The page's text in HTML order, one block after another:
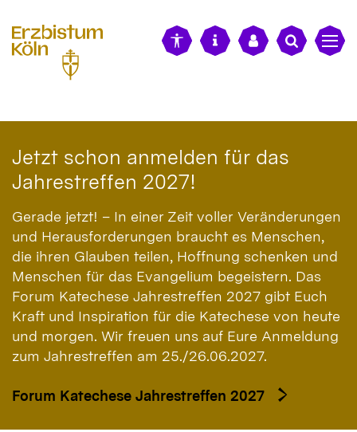
Jetzt schon anmelden für das
Jahrestreffen 2027!
Gerade jetzt! – In einer Zeit voller Veränderungen
und Herausforderungen braucht es Menschen,
die ihren Glauben teilen, Hoffnung schenken und
Menschen für das Evangelium begeistern. Das
Forum Katechese Jahrestreffen 2027 gibt Euch
Kraft und Inspiration für die Katechese von heute
und morgen. Wir freuen uns auf Eure Anmeldung
zum Jahrestreffen am 25./26.06.2027.
Forum Katechese Jahrestreffen 2027